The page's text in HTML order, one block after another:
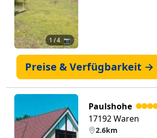
1 / 4 📷
Preise & Verfügbarkeit →
Paulshohe
17192 Waren
2.6km